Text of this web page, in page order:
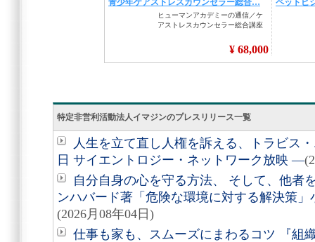
特定非営利活動法人イマジンのプレスリリース一覧
人生を立て直し人権を訴える、トラビス
日 サイエントロジー・ネットワーク放映 ―
自分自身の心を守る方法、 そして、他者
ンハバード著「危険な環境に対する解決策
(2026月08年04日)
仕事も家も、スムーズにまわるコツ 『